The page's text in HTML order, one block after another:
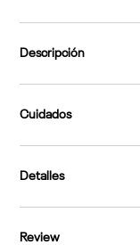
Descripción
Cuidados
Detalles
Review